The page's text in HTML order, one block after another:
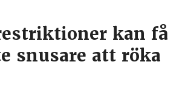
kan få
snusare att röka